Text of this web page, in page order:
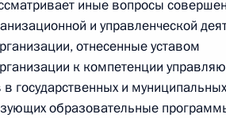
г. № 264-ФЗ
закона «Об актах гражданского
13 статьи 3 Федерального закона «О
состояния“
иные вопросы
и управленческой
отнесенные уставом
к компетенции
государственных и муниципальных
образовательные